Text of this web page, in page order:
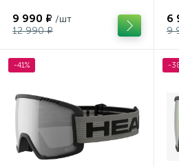
9 990 ₽ /шт
12 990 ₽
6
9
-41% -